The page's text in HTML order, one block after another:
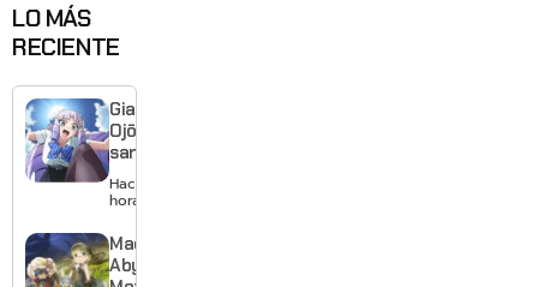
LO MÁS
RECIENTE
Giant
Ojō-
sama
revela
visual y
estreno
para
enero de
Hace 3
horas
Made in
Abyss: